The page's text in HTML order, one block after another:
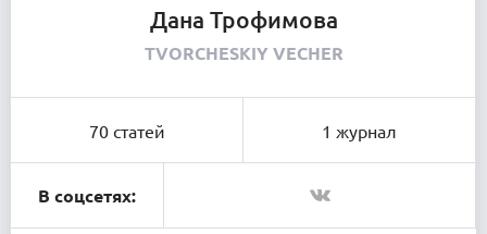
Дана Трофимова
TVORCHESKIY VECHER
70 статей 1 журнал
В соцсетях: